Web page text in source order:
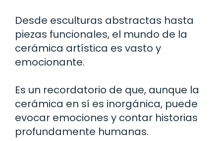
Desde esculturas abstractas hasta
piezas funcionales, el mundo de la
cerámica artística es vasto y
emocionante.
Es un recordatorio de que, aunque la
cerámica en sí es inorgánica, puede
evocar emociones y contar historias
profundamente humanas.